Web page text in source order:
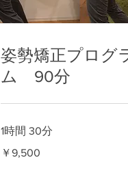
姿勢矯正プログ
ム 90分
1時間 30分
円
￥9,500